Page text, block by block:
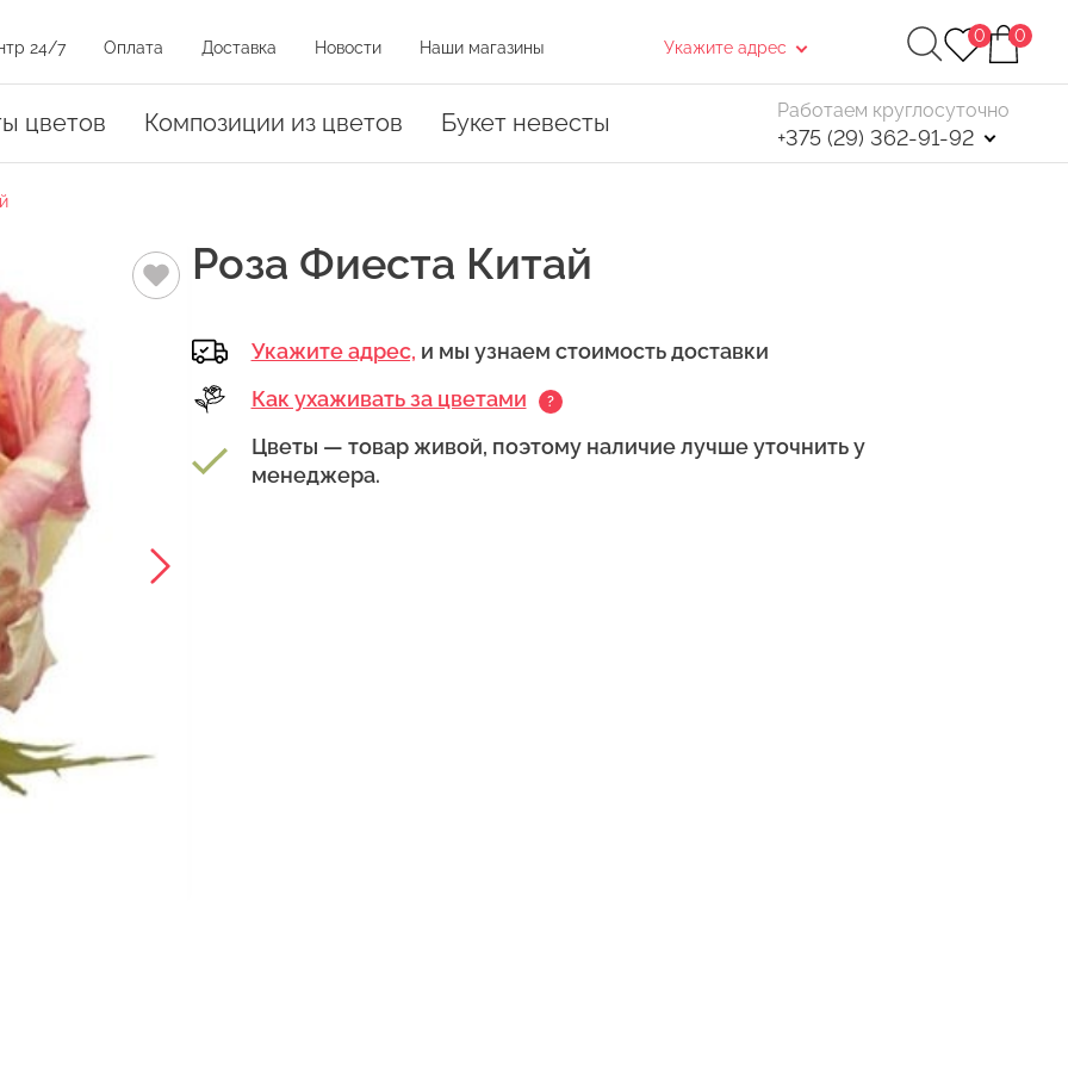
24/7 Оплата Доставка Новости Наши магазины Укажите адрес
0 0
цветов Композиции из цветов Букет невесты Работаем круглосуточно
+375 (29) 362-91-92
Роза Фиеста Китай
Укажите адрес, и мы узнаем стоимость доставки
Как ухаживать за цветами
?
Цветы — товар живой, поэтому наличие лучше уточнить у
менеджера.
на карте
на магазин на карте или нажать на адрес в списке магазинов. После чего, в открывшемся окне нажмите